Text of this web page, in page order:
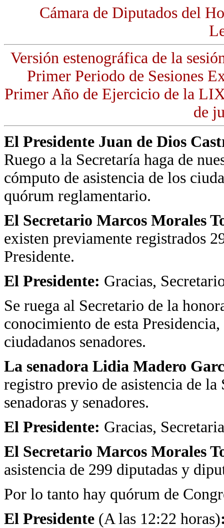
Cámara de Diputados del
Versión estenográfica de la
Primer Periodo de Sesiones
Primer Año de Ejercicio de la
de
El Presidente Juan de Dios
Ruego a la Secretaría haga de
cómputo de asistencia de los
quórum reglamentario.
El Secretario Marcos Morales
existen previamente registrados
Presidente.
El Presidente: Gracias,
Se ruega al Secretario de la
conocimiento de esta
ciudadanos senadores.
La senadora Lidia Madero
registro previo de asistencia de la
senadoras y senadores.
El Presidente: Gracias,
El Secretario Marcos Morales
asistencia de 299 diputadas y
Por lo tanto hay quórum de
El Presidente (A las 12:22 horas)